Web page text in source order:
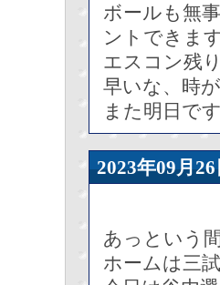
ボールも無
ントできま
エスコン残
早いな、時
また明日で
2023年09
あっという
ホームは三